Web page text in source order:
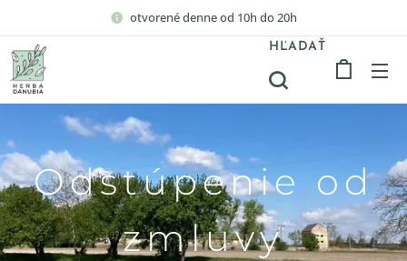
otvorené denne od 10h do 20h
HĽADAŤ
Odstúpenie od
zmluvy